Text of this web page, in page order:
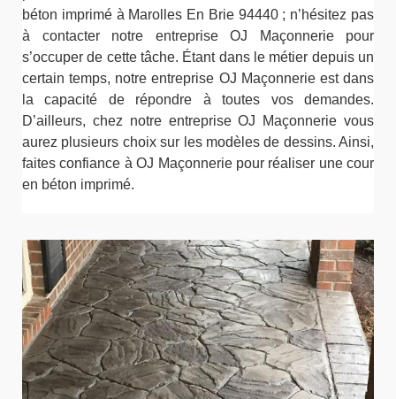
béton imprimé à Marolles En Brie 94440 ; n’hésitez pas
à contacter notre entreprise OJ Maçonnerie pour
s’occuper de cette tâche. Étant dans le métier depuis un
certain temps, notre entreprise OJ Maçonnerie est dans
la capacité de répondre à toutes vos demandes.
D’ailleurs, chez notre entreprise OJ Maçonnerie vous
aurez plusieurs choix sur les modèles de dessins. Ainsi,
faites confiance à OJ Maçonnerie pour réaliser une cour
en béton imprimé.